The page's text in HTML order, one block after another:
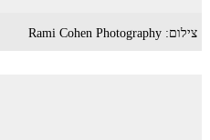
צילום: Rami Cohen Photography